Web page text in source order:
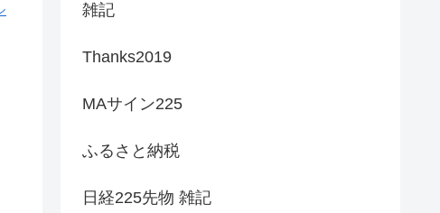
雑記
Thanks2019
MAサイン225
ふるさと納税
日経225先物 雑記